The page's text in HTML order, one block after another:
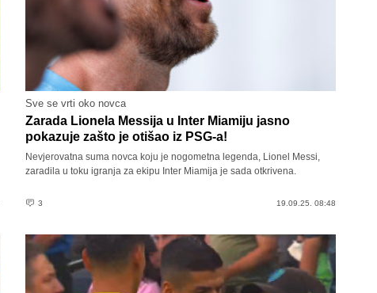
Sve se vrti oko novca
Zarada Lionela Messija u Inter Miamiju jasno
pokazuje zašto je otišao iz PSG-a!
Nevjerovatna suma novca koju je nogometna legenda, Lionel Messi,
zaradila u toku igranja za ekipu Inter Miamija je sada otkrivena.
3 19.09.25. 08:48